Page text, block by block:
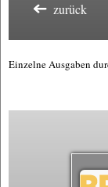
zurück
Einzelne Ausgaben